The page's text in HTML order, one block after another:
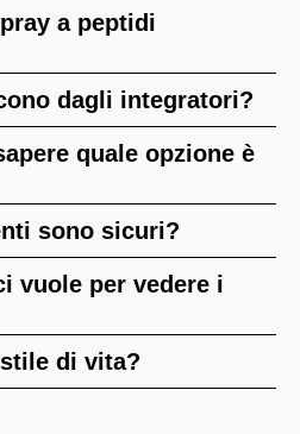
a peptidi
dagli integratori?
quale opzione è
sono sicuri?
vuole per vedere i
di vita?